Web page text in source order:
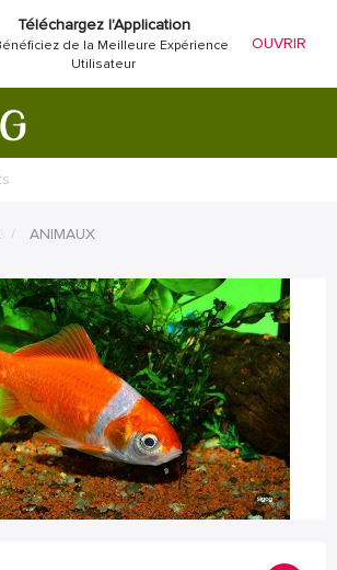
Téléchargez l'Application
de la Meilleure Expérience
Utilisateur
OUVRIR
ANIMAUX